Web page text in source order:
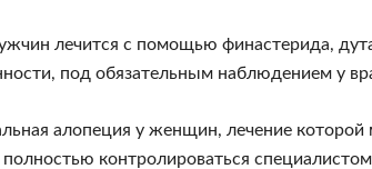
лечится с помощью финастерида,
под обязательным наблюдением у
алопеция у женщин, лечение
контролироваться